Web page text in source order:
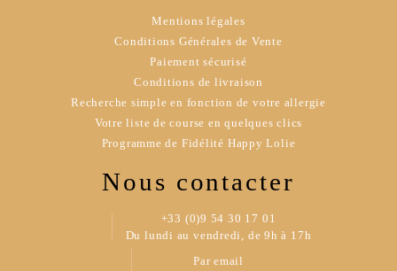
Mentions légales
Conditions Générales de Vente
Paiement sécurisé
Conditions de livraison
Recherche simple en fonction de votre allergie
Votre liste de course en quelques clics
Programme de Fidélité Happy Lolie
Nous contacter
+33 (0)9 54 30 17 01
Du lundi au vendredi, de 9h à 17h
Par email